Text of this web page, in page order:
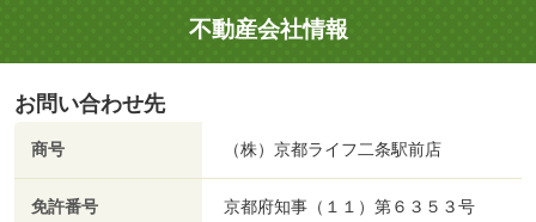
不動産会社情報
お問い合わせ先
商号 （株）京都ライフ二条駅前店
免許番号 京都府知事（１１）第６３５３号